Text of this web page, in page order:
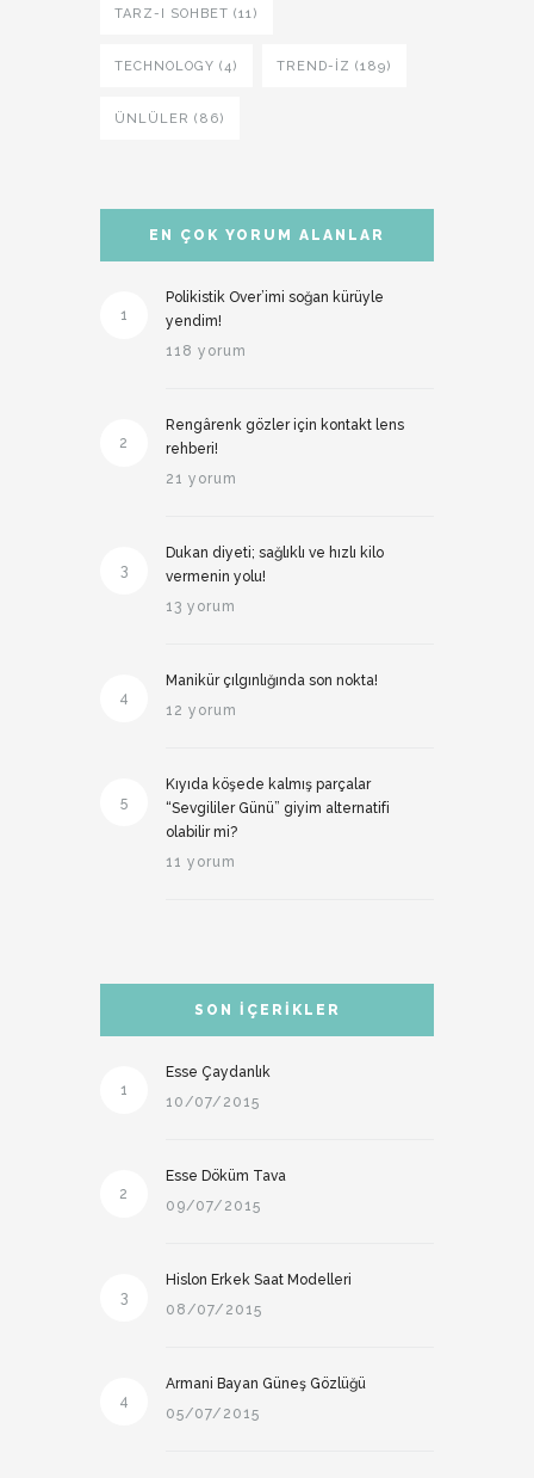
TARZ-I SOHBET (11)
TECHNOLOGY (4) TREND-IZ (189)
ÜNLÜLER (86)
EN ÇOK YORUM ALANLAR
1
Polikistik Over’imi soğan kürüyle
yendim!
118 yorum
2
Rengârenk gözler için kontakt lens
rehberi!
21 yorum
3
Dukan diyeti; sağlıklı ve hızlı kilo
vermenin yolu!
13 yorum
4
Manikür çılgınlığında son nokta!
12 yorum
5
Kıyıda köşede kalmış parçalar
“Sevgililer Günü” giyim alternatifi
olabilir mi?
11 yorum
SON İÇERIKLER
1
Esse Çaydanlık
10/07/2015
2
Esse Döküm Tava
09/07/2015
3
Hislon Erkek Saat Modelleri
08/07/2015
4
Armani Bayan Güneş Gözlüğü
05/07/2015